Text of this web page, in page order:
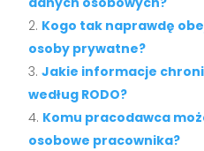
Kogo tak naprawdę
osoby prywatne?
Jakie informacje
według RODO?
Komu pracodawca
osobowe pracownika?